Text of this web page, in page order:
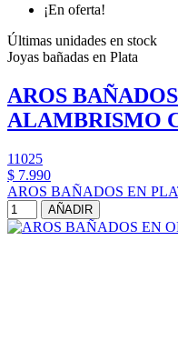
¡En oferta!
Últimas unidades en stock
Joyas bañadas en Plata
AROS
ALAMBRISMO
11025
$ 7.990
AROS BAÑADOS EN
AÑADIR